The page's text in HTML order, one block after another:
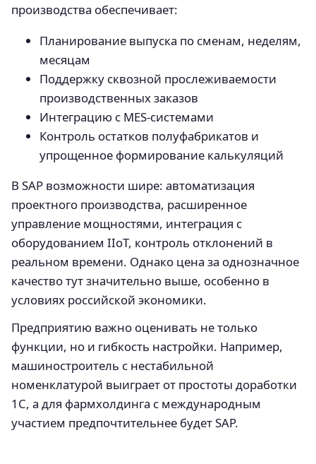
производства обеспечивает:
Планирование выпуска по сменам, неделям,
месяцам
Поддержку сквозной прослеживаемости
производственных заказов
Интеграцию с MES-системами
Контроль остатков полуфабрикатов и
упрощенное формирование калькуляций
В SAP возможности шире: автоматизация
проектного производства, расширенное
управление мощностями, интеграция с
оборудованием IIoT, контроль отклонений в
реальном времени. Однако цена за однозначное
качество тут значительно выше, особенно в
условиях российской экономики.
Предприятию важно оценивать не только
функции, но и гибкость настройки. Например,
машиностроитель с нестабильной
номенклатурой выиграет от простоты доработки
1С, а для фармхолдинга с международным
участием предпочтительнее будет SAP.